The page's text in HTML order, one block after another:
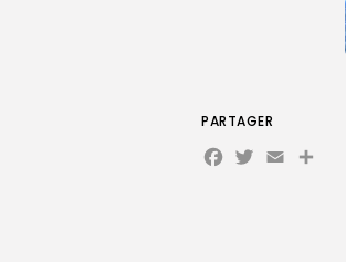
PARTAGER
Facebook
Twitter
Email